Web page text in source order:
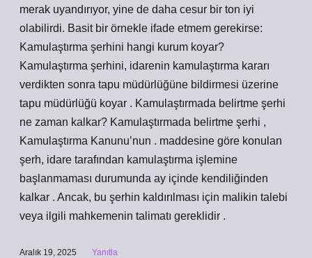
merak uyandırıyor, yine de daha cesur bir ton iyi
olabilirdi. Basit bir örnekle ifade etmem gerekirse:
Kamulaştırma şerhini hangi kurum koyar?
Kamulaştırma şerhini, idarenin kamulaştırma kararı
verdikten sonra tapu müdürlüğüne bildirmesi üzerine
tapu müdürlüğü koyar . Kamulaştırmada belirtme şerhi
ne zaman kalkar? Kamulaştırmada belirtme şerhi ,
Kamulaştırma Kanunu’nun . maddesine göre konulan
şerh, idare tarafından kamulaştırma işlemine
başlanmaması durumunda ay içinde kendiliğinden
kalkar . Ancak, bu şerhin kaldırılması için malikin talebi
veya ilgili mahkemenin talimatı gereklidir .
Aralık 19, 2025 Yanıtla